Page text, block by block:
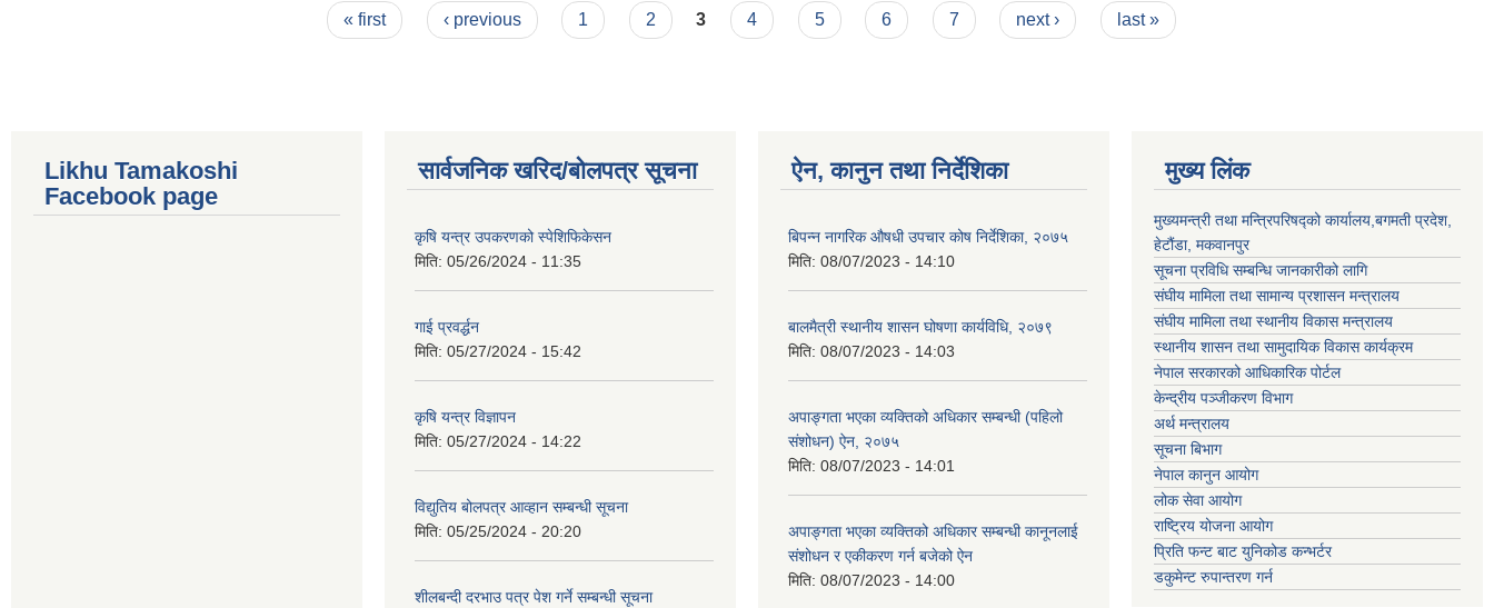
« first ‹ previous 1 2 3 4 5 6 7 next › last »
Likhu Tamakoshi
Facebook page
सार्वजनिक खरिद/बोलपत्र सूचना
कृषि यन्त्र उपकरणको स्पेशिफिकेसन
मिति: 05/26/2024 - 11:35
गाई प्रवर्द्धन
मिति: 05/27/2024 - 15:42
कृषि यन्त्र विज्ञापन
मिति: 05/27/2024 - 14:22
विद्युतिय बोलपत्र आव्हान सम्बन्धी सूचना
मिति: 05/25/2024 - 20:20
शीलबन्दी दरभाउ पत्र पेश गर्ने सम्बन्धी सूचना
ऐन, कानुन तथा निर्देशिका
बिपन्न नागरिक औषधी उपचार कोष निर्देशिका, २०७५
मिति: 08/07/2023 - 14:10
बालमैत्री स्थानीय शासन घोषणा कार्यविधि,‍ २०७९
मिति: 08/07/2023 - 14:03
अपाङ्गता भएका व्यक्तिको अधिकार सम्बन्धी (पहिलो
संशोधन) ऐन, २०७५
मिति: 08/07/2023 - 14:01
अपाङ्गता भएका व्यक्तिको अधिकार सम्बन्धी कानूनलाई
संशोधन र एकीकरण गर्न बजेको ऐन
मिति: 08/07/2023 - 14:00
मुख्य लिंक
मुख्यमन्त्री तथा मन्त्रिपरिषद्को कार्यालय,बगमती प्रदेश,
हेटौंडा, मकवानपुर
सूचना प्रविधि सम्बन्धि जानकारीको लागि
संघीय मामिला तथा सामान्य प्रशासन मन्त्रालय
संघीय मामिला तथा स्थानीय विकास मन्त्रालय
स्थानीय शासन तथा सामुदायिक विकास कार्यक्रम
नेपाल सरकारको आधिकारिक पोर्टल
केन्द्रीय पञ्जीकरण विभाग
अर्थ मन्त्रालय
सूचना बिभाग
नेपाल कानुन आयोग
लोक सेवा आयोग
राष्ट्रिय योजना आयोग
प्रिति फन्ट बाट युनिकोड कन्भर्टर
डकुमेन्ट रुपान्तरण गर्न